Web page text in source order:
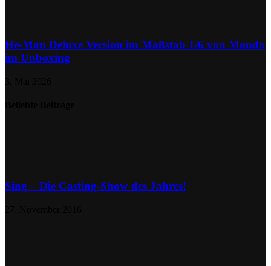
He-Man Deluxe Version im Maßstab 1/6 von Mondo
im Unboxing
Sing – Die Casting-Show des Jahres!